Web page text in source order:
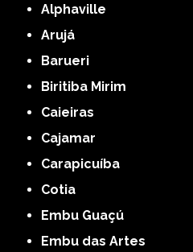
Alphaville
Arujá
Barueri
Biritiba Mirim
Caieiras
Cajamar
Carapicuíba
Cotia
Embu Guaçú
Embu das Artes